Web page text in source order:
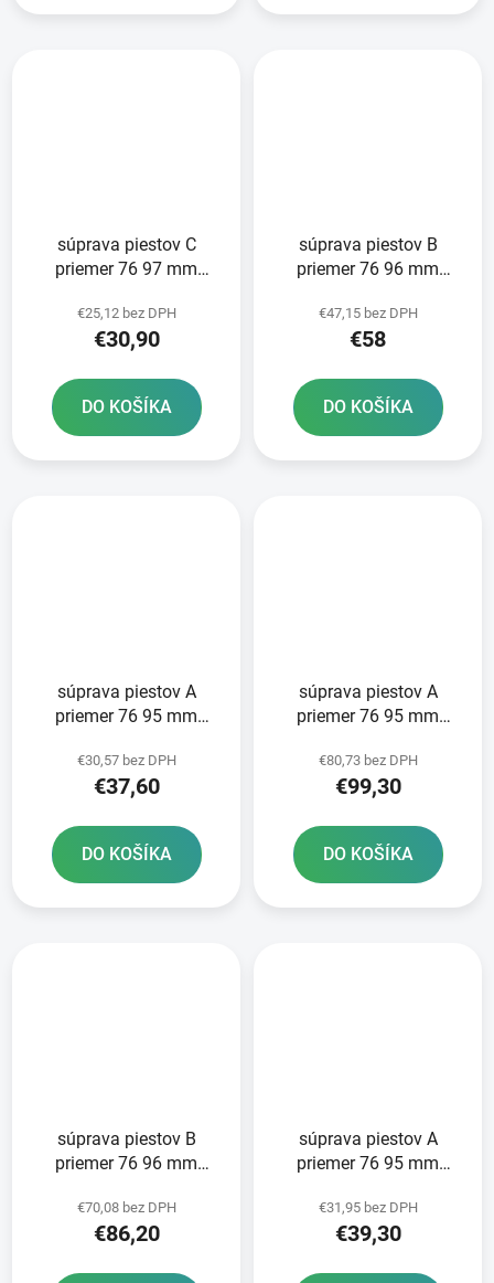
súprava piestov C
priemer 76 97 mm
PISTON
€25,12 bez DPH
€30,90
DO KOŠÍKA
súprava piestov B
priemer 76 96 mm
PISTON
€47,15 bez DPH
€58
DO KOŠÍKA
súprava piestov A
priemer 76 95 mm
PISTON
€30,57 bez DPH
€37,60
DO KOŠÍKA
súprava piestov A
priemer 76 95 mm
€80,73 bez DPH
€99,30
DO KOŠÍKA
súprava piestov B
priemer 76 96 mm
€70,08 bez DPH
€86,20
súprava piestov A
priemer 76 95 mm
€31,95 bez DPH
€39,30